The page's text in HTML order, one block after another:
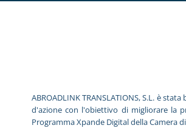
ABROADLINK TRANSLATIONS, S.L. è
d'azione con l'obiettivo di migliorare la
Programma Xpande Digital della Camera